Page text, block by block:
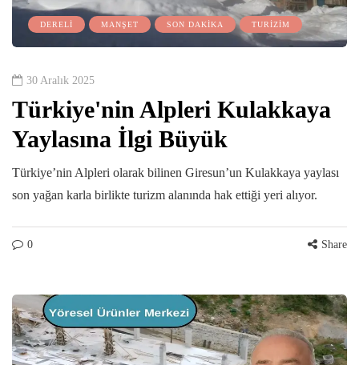
DERELİ MANŞET SON DAKİKA TURİZİM
30 Aralık 2025
Türkiye'nin Alpleri Kulakkaya
Yaylasına İlgi Büyük
Türkiye’nin Alpleri olarak bilinen Giresun’un Kulakkaya yaylası
son yağan karla birlikte turizm alanında hak ettiği yeri alıyor.
0 Share